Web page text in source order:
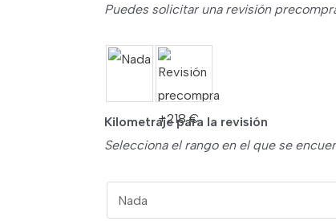
Puedes solicitar una revisión
Kilometraje para la revisión
Selecciona el rango en el que se